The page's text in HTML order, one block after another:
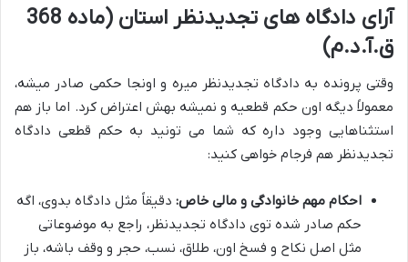
آرای دادگاه های تجدیدنظر استان (ماده 368
ق.آ.د.م)
وقتی پرونده به دادگاه تجدیدنظر میره و اونجا حکمی صادر میشه،
معمولاً دیگه اون حکم قطعیه و نمیشه بهش اعتراض کرد. اما باز هم
استثناهایی وجود داره که شما می تونید به حکم قطعی دادگاه
تجدیدنظر هم فرجام خواهی کنید:
احکام مهم خانوادگی و مالی خاص: دقیقاً مثل دادگاه بدوی، اگه
حکم صادر شده توی دادگاه تجدیدنظر، راجع به موضوعاتی
مثل اصل نکاح و فسخ اون، طلاق، نسب، حجر و وقف باشه، باز